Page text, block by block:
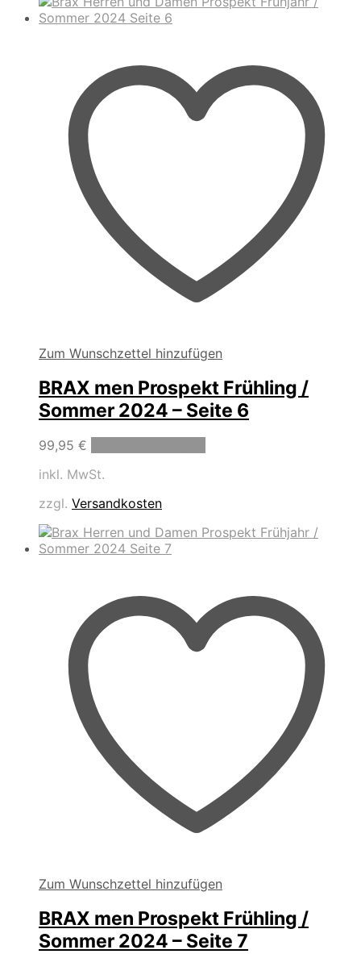
Zum Wunschzettel hinzufügen
BRAX men Prospekt Frühling /
Sommer 2024 – Seite 6
99,95 €
inkl. MwSt.
zzgl. Versandkosten
Zum Wunschzettel hinzufügen
BRAX men Prospekt Frühling /
Sommer 2024 – Seite 7